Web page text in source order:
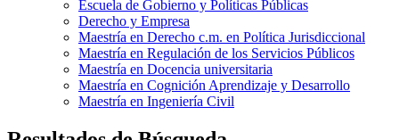
Escuela de Gobierno y Políticas Públicas
Derecho y Empresa
Maestría en Derecho c.m. en Política Jurisdiccional
Maestría en Regulación de los Servicios Públicos
Maestría en Docencia universitaria
Maestría en Cognición Aprendizaje y Desarrollo
Maestría en Ingeniería Civil